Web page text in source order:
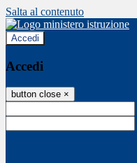
Salta al contenuto
Accedi
Accedi
button close ×